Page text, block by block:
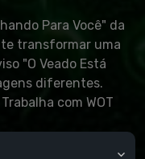
Para Você" da
transformar uma
"O Veado Está
diferentes.
com WOT